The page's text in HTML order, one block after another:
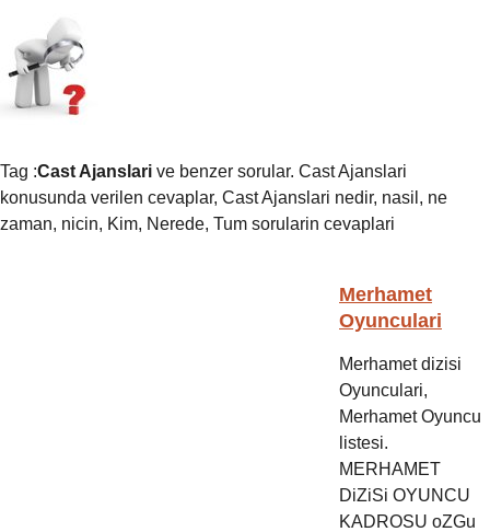
Tag :Cast Ajanslari ve benzer sorular. Cast Ajanslari
konusunda verilen cevaplar, Cast Ajanslari nedir, nasil, ne
zaman, nicin, Kim, Nerede, Tum sorularin cevaplari
Merhamet
Oyunculari
Merhamet dizisi
Oyunculari,
Merhamet Oyuncu
listesi.
MERHAMET
DiZiSi OYUNCU
KADROSU oZGu